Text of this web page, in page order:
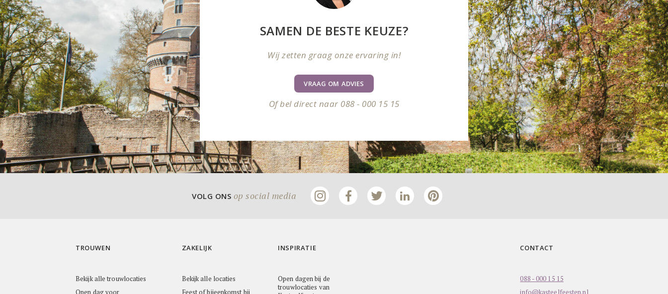
SAMEN DE BESTE KEUZE?
Wij zetten graag onze ervaring in!
VRAAG OM ADVIES
Of bel direct naar 088 - 000 15 15
VOLG ONS op social media
TROUWEN
Bekijk alle trouwlocaties
Open dag voor
ZAKELIJK
Bekijk alle locaties
Feest of bijeenkomst bij
INSPIRATIE
Open dagen bij de
trouwlocaties van
CONTACT
088 - 000 15 15
info@kasteelfeesten.nl